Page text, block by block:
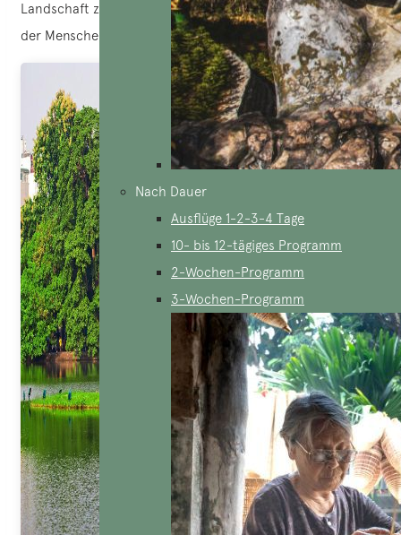
Nach Dauer
Ausflüge 1-2-3-4 Tage
10- bis 12-tägiges Programm
2-Wochen-Programm
3-Wochen-Programm
Landschaft zu bewundern, während Sie die reiche Kultur
der Menschen in Hanoi kennenlernen.